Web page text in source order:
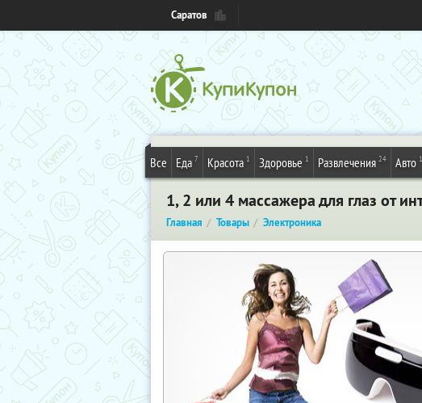
Саратов
Все Еда 7 Красота 1 Здоровье 1 Развлечения 24 Авто 1
1, 2 или 4 массажера для глаз от
Главная Товары Электроника